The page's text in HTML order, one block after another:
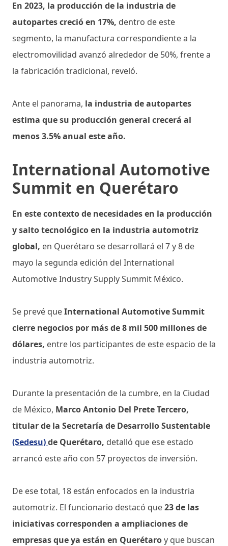
En 2023, la producción de la industria de
autopartes creció en 17%, dentro de este
segmento, la manufactura correspondiente a la
electromovilidad avanzó alrededor de 50%, frente a
la fabricación tradicional, reveló.
Ante el panorama, la industria de autopartes
estima que su producción general crecerá al
menos 3.5% anual este año.
International Automotive
Summit en Querétaro
En este contexto de necesidades en la producción
y salto tecnológico en la industria automotriz
global, en Querétaro se desarrollará el 7 y 8 de
mayo la segunda edición del International
Automotive Industry Supply Summit México.
Se prevé queInternational Automotive Summit
cierre negocios por más de 8 mil 500 millones de
dólares, entre los participantes de este espacio de la
industria automotriz.
Durante la presentación de la cumbre, en la Ciudad
de México, Marco Antonio Del Prete Tercero,
titular de la Secretaría de Desarrollo Sustentable
(Sedesu)de Querétaro, detalló que ese estado
arrancó este año con 57 proyectos de inversión.
De ese total, 18 están enfocados en la industria
automotriz. El funcionario destacó que23 de las
iniciativas corresponden a ampliaciones de
empresas que ya están en Querétaroy que buscan